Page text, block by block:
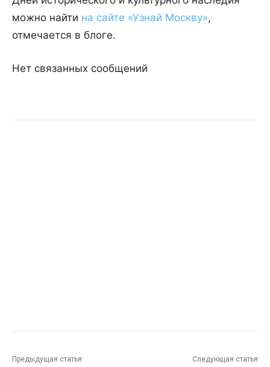
можно найти на сайте «Узнай Москву»,
отмечается в блоге.
Нет связанных сообщений
Предыдущая статья Следующая статья